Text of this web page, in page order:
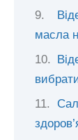
масла